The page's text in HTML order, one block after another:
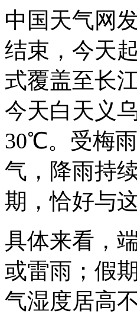
中国天气网
结束，今天
式覆盖至长
今天白天义
30℃。受梅
气，降雨持
期，恰好与
具体来看，
或雷雨；假
气湿度居高